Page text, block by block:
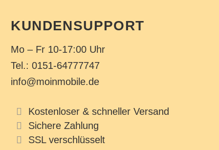
KUNDENSUPPORT
Mo – Fr 10-17:00 Uhr
Tel.: 0151-64777747
info@moinmobile.de
Kostenloser & schneller Versand
Sichere Zahlung
SSL verschlüsselt